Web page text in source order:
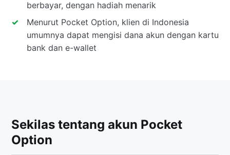
berbayar, dengan hadiah menarik
Menurut Pocket Option, klien di Indonesia
umumnya dapat mengisi dana akun dengan kartu
bank dan e-wallet
Sekilas tentang akun Pocket
Option